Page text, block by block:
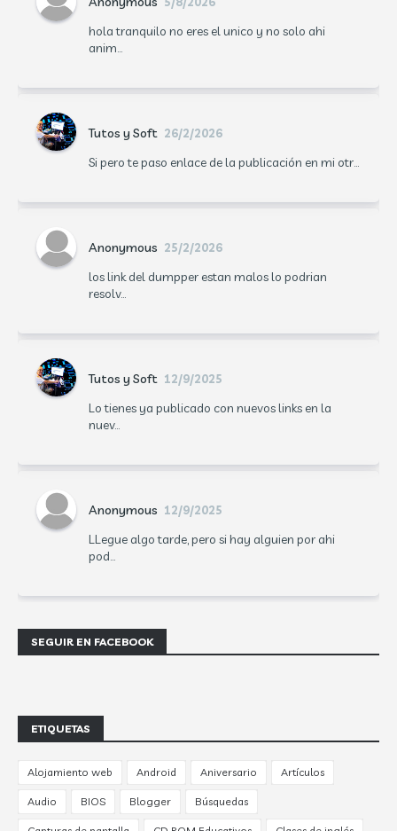
hola tranquilo no eres el unico y no solo ahi
anim...
Tutos y Soft 26/2/2026
Si pero te paso enlace de la publicación en mi otr...
Anonymous 25/2/2026
los link del dumpper estan malos lo podrian
resolv...
Tutos y Soft 12/9/2025
Lo tienes ya publicado con nuevos links en la
nuev...
Anonymous 12/9/2025
LLegue algo tarde, pero si hay alguien por ahi
pod...
SEGUIR EN FACEBOOK
ETIQUETAS
Alojamiento web Android Aniversario Artículos
Audio BIOS Blogger Búsquedas